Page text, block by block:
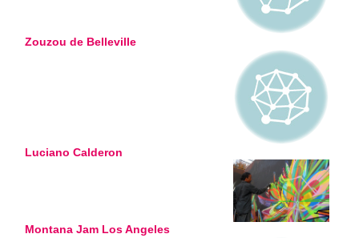
Zouzou de Belleville
Luciano Calderon
Montana Jam Los Angeles